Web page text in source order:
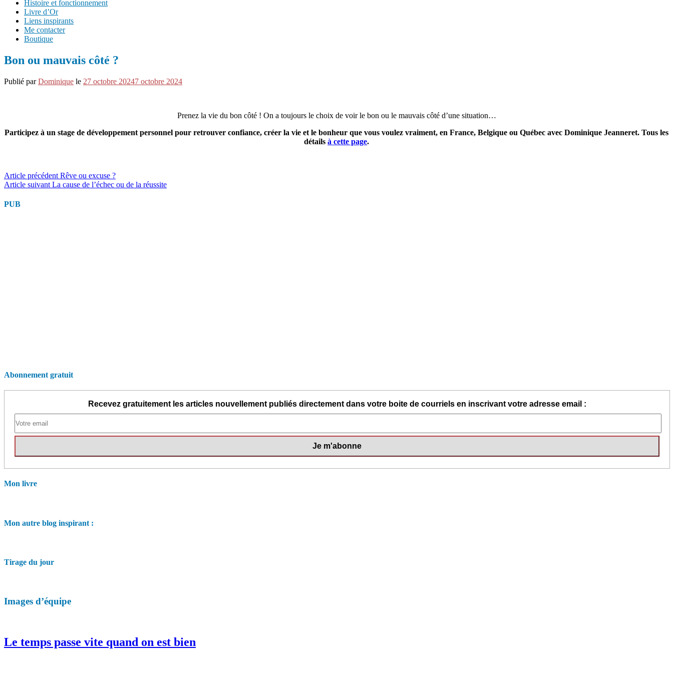
Histoire et fonctionnement
Livre d’Or
Liens inspirants
Me contacter
Boutique
Bon ou mauvais côté ?
Publié parDominique le 27 octobre 20247 octobre 2024
Prenez la vie du bon côté ! On a toujours le choix de voir le bon ou le mauvais côté d’une situation…
Participez à un stage de développement personnel pour retrouver confiance, créer la vie et le bonheur que vous voulez vraiment, en France, Belgique ou Québec avec Dominique Jeanneret. Tous les
détails à cette page.
Lire
la
suite
Article précédent Rêve ou excuse ?
Article suivant La cause de l’échec ou de la réussite
PUB
Abonnement gratuit
Recevez gratuitement les articles nouvellement publiés directement dans votre boite de courriels en inscrivant votre adresse email :
Mon livre
Mon autre blog inspirant :
Tirage du jour
Images d’équipe
Le temps passe vite quand on est bien